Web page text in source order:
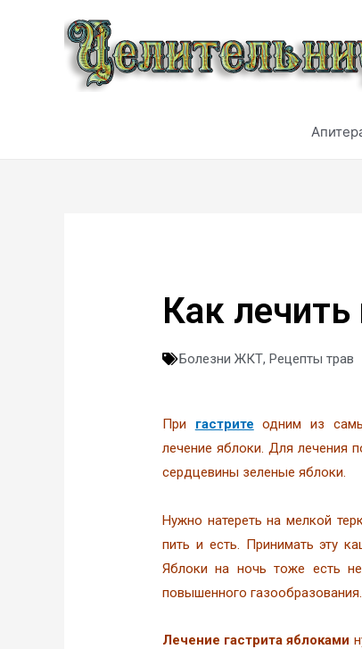
Как лечить
Болезни ЖКТ,Рецепты трав
При гастрите одним из
лечение яблоки. Для лечения
сердцевины зеленые яблоки.
Нужно натереть на мелкой
пить и есть. Принимать эту
Яблоки на ночь тоже есть
повышенного газообразования.
Лечение гастрита яблоками